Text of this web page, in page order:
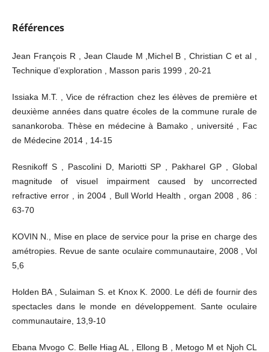
Références
Jean François R , Jean Claude M ,Michel B , Christian C et al ,
Technique d’exploration , Masson paris 1999 , 20-21
Issiaka M.T. , Vice de réfraction chez les élèves de première et
deuxième années dans quatre écoles de la commune rurale de
sanankoroba. Thèse en médecine à Bamako , université , Fac
de Médecine 2014 , 14-15
Resnikoff S , Pascolini D, Mariotti SP , Pakharel GP , Global
magnitude of visuel impairment caused by uncorrected
refractive error , in 2004 , Bull World Health , organ 2008 , 86 :
63-70
KOVIN N., Mise en place de service pour la prise en charge des
amétropies. Revue de sante oculaire communautaire, 2008 , Vol
5,6
Holden BA , Sulaiman S. et Knox K. 2000. Le défi de fournir des
spectacles dans le monde en développement. Sante oculaire
communautaire, 13,9-10
Ebana Mvogo C. Belle Hiag AL , Ellong B , Metogo M et Njoh CL